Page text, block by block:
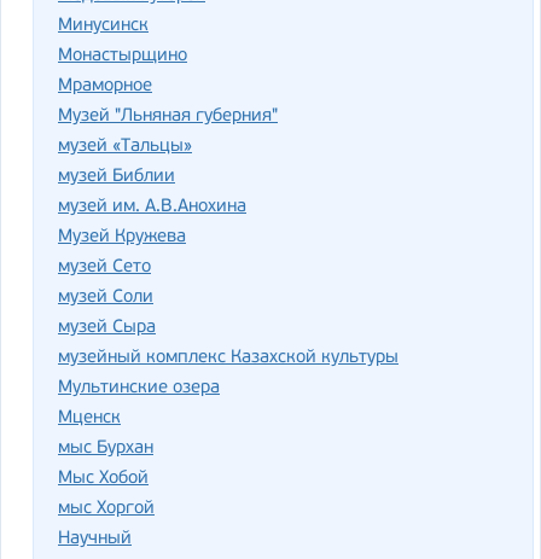
Минусинск
Монастырщино
Мраморное
Музей "Льняная губерния"
музей «Тальцы»
музей Библии
музей им. А.В.Анохина
Музей Кружева
музей Сето
музей Соли
музей Сыра
музейный комплекс Казахской культуры
Мультинские озера
Мценск
мыс Бурхан
Мыс Хобой
мыс Хоргой
Научный